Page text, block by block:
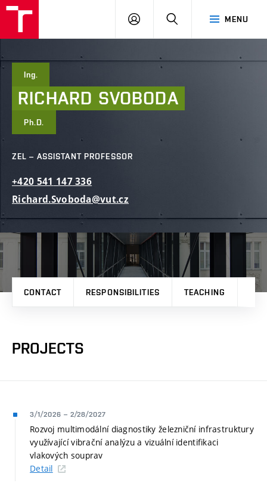
MENU
LOG
Ing.
RICHARD SVOBODA
Ph.D.
ZEL – ASSISTANT PROFESSOR
+420 541 147336
Richard.Svoboda@vut.cz
CONTACT RESPONSIBILITIES TEACHING
PROJECTS
3/1/2026 – 2/28/2027
Rozvoj multimodální diagnostiky železniční infrastruktury
využívající vibrační analýzu a vizuální identifikaci
vlakových souprav
Detail